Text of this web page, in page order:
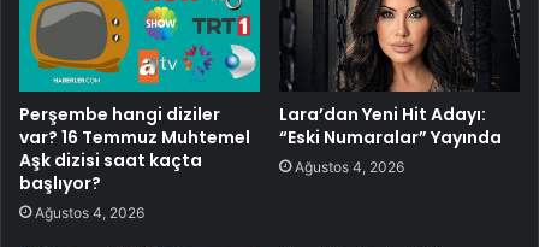
Perşembe hangi diziler
var? 16 Temmuz Muhtemel
Aşk dizisi saat kaçta
başlıyor?
Ağustos 4, 2026
Lara’dan Yeni Hit Adayı:
“Eski Numaralar” Yayında
Ağustos 4, 2026